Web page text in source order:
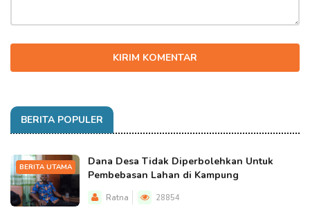
KIRIM KOMENTAR
BERITA POPULER
BERITA UTAMA
Dana Desa Tidak Diperbolehkan Untuk
Pembebasan Lahan di Kampung
Ratna 28854